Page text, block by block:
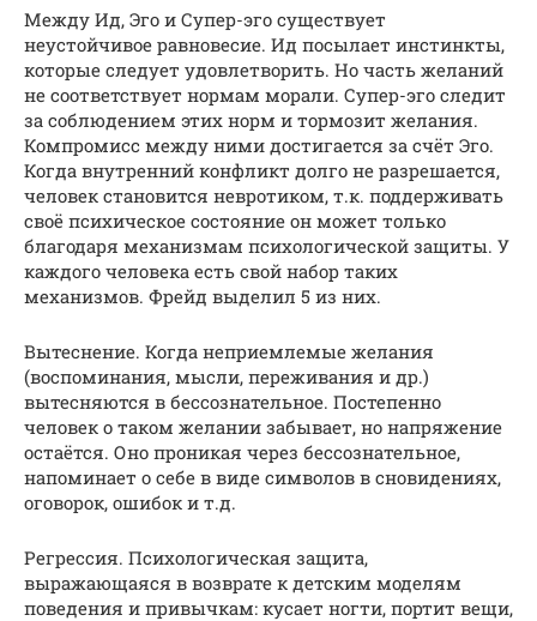
Между Ид, Эго и Супер-эго существует
неустойчивое равновесие. Ид посылает инстинкты,
которые следует удовлетворить. Но часть желаний
не соответствует нормам морали. Супер-эго следит
за соблюдением этих норм и тормозит желания.
Компромисс между ними достигается за счёт Эго.
Когда внутренний конфликт долго не разрешается,
человек становится невротиком, т.к. поддерживать
своё психическое состояние он может только
благодаря механизмам психологической защиты. У
каждого человека есть свой набор таких
механизмов. Фрейд выделил 5 из них.
Вытеснение. Когда неприемлемые желания
(воспоминания, мысли, переживания и др.)
вытесняются в бессознательное. Постепенно
человек о таком желании забывает, но напряжение
остаётся. Оно проникая через бессознательное,
напоминает о себе в виде символов в сновидениях,
оговорок, ошибок и т.д.
Регрессия. Психологическая защита,
выражающаяся в возврате к детским моделям
поведения и привычкам: кусает ногти, портит вещи,